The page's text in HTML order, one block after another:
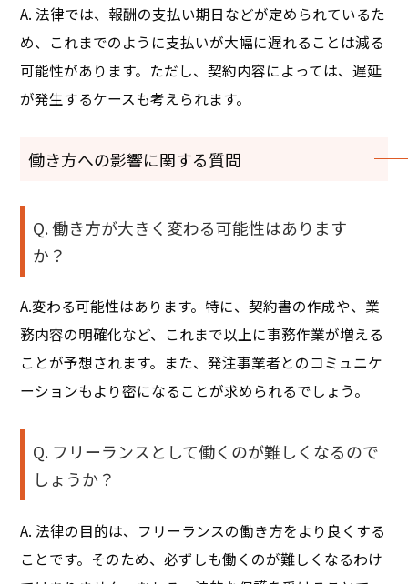
A. 法律では、報酬の支払い期日などが定められているた
め、これまでのように支払いが大幅に遅れることは減る
可能性があります。ただし、契約内容によっては、遅延
が発生するケースも考えられます。
働き方への影響に関する質問
Q. 働き方が大きく変わる可能性はあります
か？
A.変わる可能性はあります。特に、契約書の作成や、業
務内容の明確化など、これまで以上に事務作業が増える
ことが予想されます。また、発注事業者とのコミュニケ
ーションもより密になることが求められるでしょう。
Q. フリーランスとして働くのが難しくなるので
しょうか？
A. 法律の目的は、フリーランスの働き方をより良くする
ことです。そのため、必ずしも働くのが難しくなるわけ